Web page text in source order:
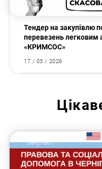
Тендер на закупівлю
перевезень легковим
«КРИМСОС»
17 / 03 / 2026
Закупівлі